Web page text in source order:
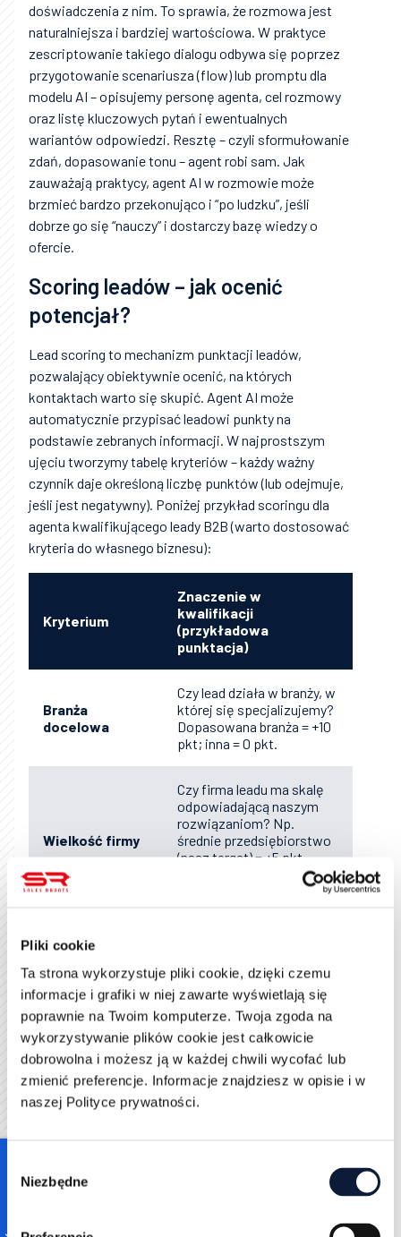
Pliki cookie
Ta strona wykorzystuje pliki cookie, dzięki czemu
informacje i grafiki w niej zawarte wyświetlają się
poprawnie na Twoim komputerze. Twoja zgoda na
wykorzystywanie plików cookie jest całkowicie
dobrowolna i możesz ją w każdej chwili wycofać lub
zmienić preferencje. Informacje znajdziesz w opisie i w
naszej Polityce prywatności.
Selection
Niezbędne
doświadczenia z nim. To sprawia, że rozmowa jest
naturalniejsza i bardziej wartościowa. W praktyce
zescriptowanie takiego dialogu odbywa się poprzez
przygotowanie scenariusza (flow) lub promptu dla
modelu AI – opisujemy personę agenta, cel rozmowy
oraz listę kluczowych pytań i ewentualnych
wariantów odpowiedzi. Resztę – czyli sformułowanie
zdań, dopasowanie tonu – agent robi sam. Jak
zauważają praktycy, agent AI w rozmowie może
brzmieć bardzo przekonująco i “po ludzku”, jeśli
dobrze go się “nauczy” i dostarczy bazę wiedzy o
ofercie.
Scoring leadów – jak ocenić
potencjał?
Lead scoring to mechanizm punktacji leadów,
pozwalający obiektywnie ocenić, na których
kontaktach warto się skupić. Agent AI może
automatycznie przypisać leadowi punkty na
podstawie zebranych informacji. W najprostszym
ujęciu tworzymy tabelę kryteriów – każdy ważny
czynnik daje określoną liczbę punktów (lub odejmuje,
jeśli jest negatywny). Poniżej przykład scoringu dla
agenta kwalifikującego leady B2B (warto dostosować
kryteria do własnego biznesu):
Kryterium
Znaczenie w
kwalifikacji
(przykładowa
punktacja)
Branża
docelowa
Czy lead działa w branży, w
której się specjalizujemy?
Dopasowana branża = +10
pkt; inna = 0 pkt.
Wielkość firmy
Czy firma leadu ma skalę
odpowiadającą naszym
rozwiązaniom? Np.
średnie przedsiębiorstwo
(nasz target) = +5 pkt,
korporacja lub mikro firma
Stanowisko /
decyzyjność
dyrektor) = +8 pkt;
influencer (specjalista,
kierownik) = +4 pkt; brak
wpływu = 0 pkt.
Czy lead ma jasno
określony problem lub cel,
który rozwiązujemy? Tak